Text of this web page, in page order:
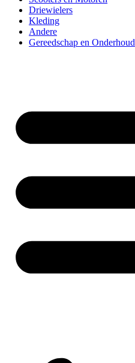
Driewielers
Kleding
Andere
Gereedschap en Onderhoud